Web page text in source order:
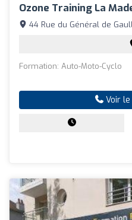
Ozone Training La
44 Rue du Général de
Formation: Auto-Moto-Cyclo
Voir le